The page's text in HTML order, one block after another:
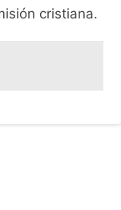
cristiana.